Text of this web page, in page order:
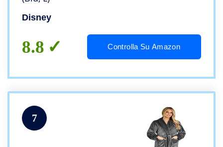
Disney
8.8 Controlla Su Amazon
7